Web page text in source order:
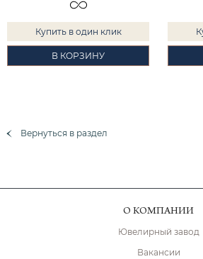
Купить в один клик
В КОРЗИНУ
Вернуться в раздел
О КОМПАНИИ
Ювелирный завод
Вакансии